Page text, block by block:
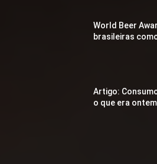
World Beer
brasileiras
Artigo:
o que era